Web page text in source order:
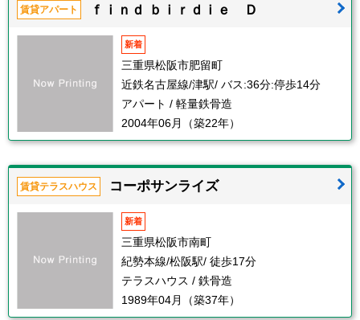
賃貸アパート ｆｉｎｄ ｂｉｒｄｉｅ Ｄ
新着
三重県松阪市肥留町
近鉄名古屋線/津駅/ バス:36分:停歩14分
アパート / 軽量鉄骨造
2004年06月（築22年）
賃貸テラスハウス コーポサンライズ
新着
三重県松阪市南町
紀勢本線/松阪駅/ 徒歩17分
テラスハウス / 鉄骨造
1989年04月（築37年）